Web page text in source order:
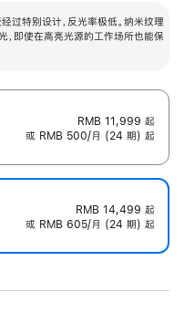
过特别设计，反光率极低。纳米纹理
，即使在高亮光源的工作场所也能保
RMB 11,999 起
或 RMB 500/月 (24 期) 起
RMB 14,499 起
或 RMB 605/月 (24 期) 起